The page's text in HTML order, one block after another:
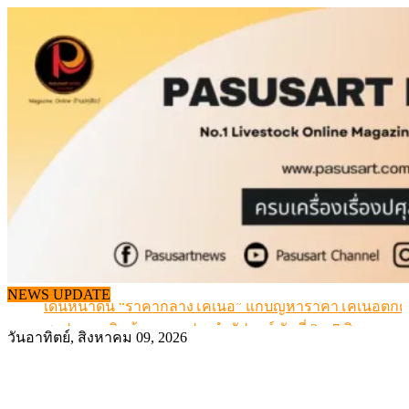
content
NEWS UPDATE
เดินหน้าดัน “ราคากลางโคเนื้อ” แก้ปัญหาราคาโคเนื้อตก
สรุปภาวะ สินค้าเกษตรประจำสัปดาห์ วันที่ 3 – 7 สิงหาคม
วันอาทิตย์, สิงหาคม 09, 2026